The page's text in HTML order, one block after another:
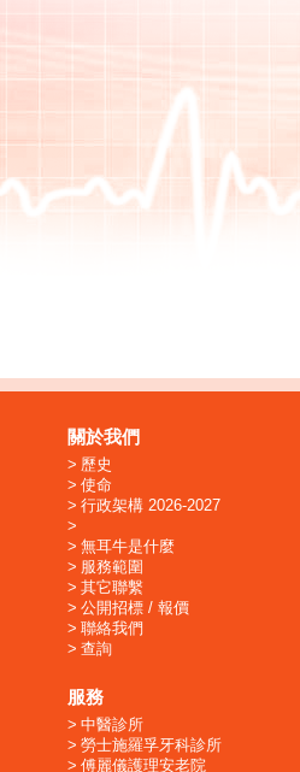
關於我們
歷史
使命
行政架構 2026-2027
無耳牛是什麼
服務範圍
其它聯繫
公開招標 / 報價
聯絡我們
查詢
服務
中醫診所
勞士施羅孚牙科診所
傅麗儀護理安老院